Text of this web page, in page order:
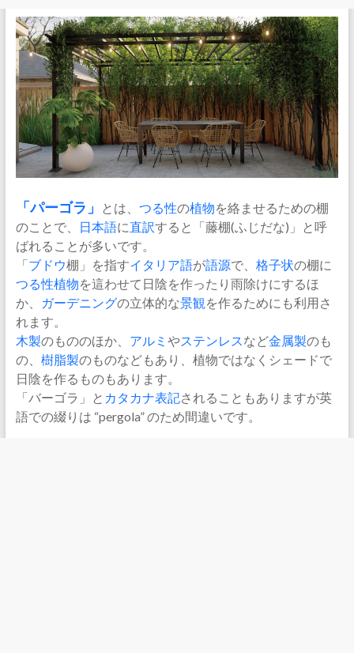
「パーゴラ 」 とは、 つる性の植物を絡ませるための棚
のことで、
日本語に直訳すると「藤棚(ふじだな)」と呼
ばれることが多いです。
「ブドウ棚」を指すイタリア語が語源で、 格子状の棚に
つる性植物を這わせて日陰を作ったり雨除けにするほ
か、
ガーデニングの立体的な景観を作るためにも利用さ
れます。
木製のもののほか、 アルミ やステンレスなど金属製のも
の、 樹脂製のものなどもあり、植物ではなくシェードで
日陰を作るものもあります。
「バーゴラ」と カタカナ表記されることもありますが英
語での綴りは “pergola” のため間違いです。